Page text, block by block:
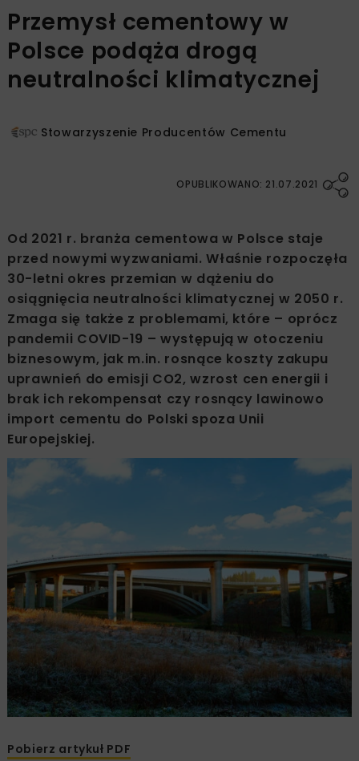
Przemysł cementowy w
Polsce podąża drogą
neutralności klimatycznej
Stowarzyszenie Producentów Cementu
OPUBLIKOWANO: 21.07.2021
Od 2021 r. branża cementowa w Polsce staje
przed nowymi wyzwaniami. Właśnie rozpoczęła
30-letni okres przemian w dążeniu do
osiągnięcia neutralności klimatycznej w 2050 r.
Zmaga się także z problemami, które – oprócz
pandemii COVID-19 – występują w otoczeniu
biznesowym, jak m.in. rosnące koszty zakupu
uprawnień do emisji CO2, wzrost cen energii i
brak ich rekompensat czy rosnący lawinowo
import cementu do Polski spoza Unii
Europejskiej.
Pobierz artykuł PDF